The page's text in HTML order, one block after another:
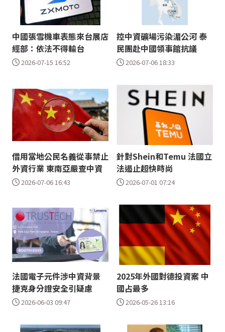
中國張雪機車表態來台展店
經部：依法不得輸台
2026-07-15 16:52
控中資礦場污染湄公河 泰
民團赴中國領事館抗議
2026-07-06 18:33
借用當地公民名義從事禁止
外資行業 東南亞嚴查中資
2026-07-06 16:43
針對Shein和Temu 法國立
法遏止超快時尚
2026-07-01 07:24
法國電子元件涉中資背景
捷克身分證安全引疑慮
2026-06-03 09:47
2025年外國對德投資案 中
國占最多
2026-05-26 13:16